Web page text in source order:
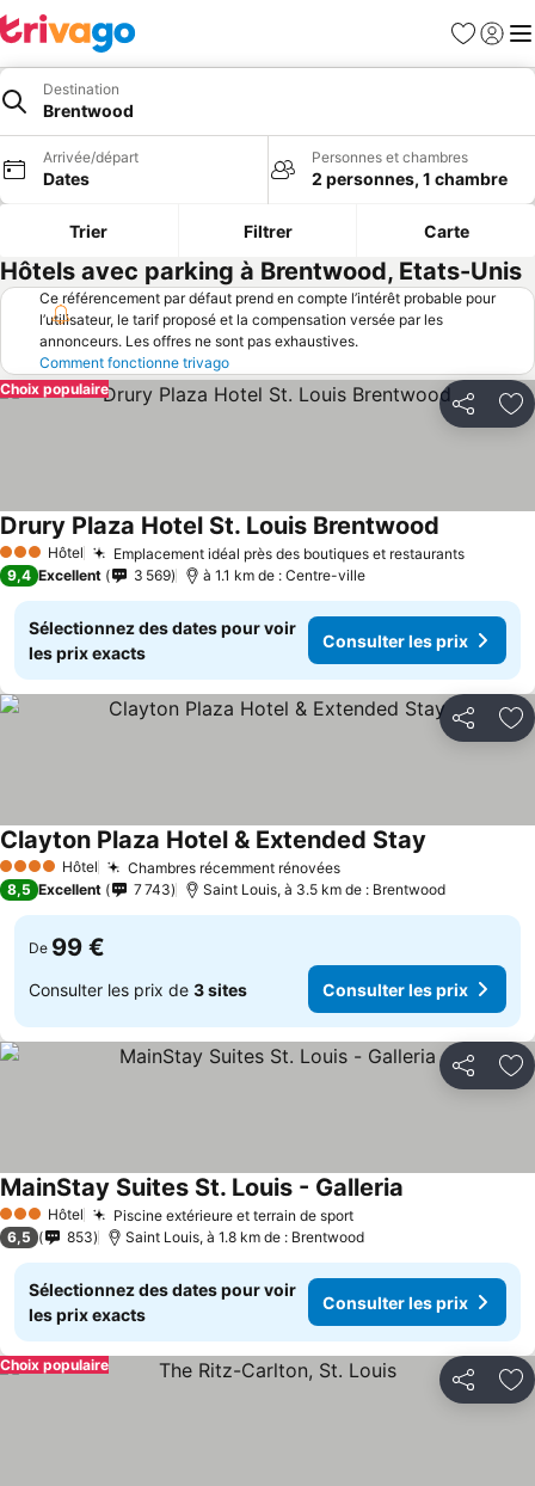
Favoris
Se
Destination
Brentwood
Arrivée/départ
Dates
Personnes et chambres
2 personnes, 1 chambre
Trier Filtrer Carte
Hôtels avec parking à Brentwood, Etats-Unis
Ce référencement par défaut prend en compte l’intérêt probable pour
l’utilisateur, le tarif proposé et la compensation versée par les
annonceurs. Les offres ne sont pas exhaustives.
Comment fonctionne trivago
Partager
Choix populaire
3 ÉtoilesHôtel Emplacement idéal près des boutiques et restaurants
Drury Plaza Hotel St. Louis Brentwood
9,4 Excellent 3 569 à 1.1 km de : Centre-ville
Sélectionnez des dates pour voir
les prix exacts
Consulter les prix
Partager
4 Étoiles Hôtel Chambres récemment rénovéesConsulter les prix
Clayton Plaza Hotel & Extended Stay
8,5 Excellent 7 743 Saint Louis, à 3.5 km de : Brentwood
De 99 €
Consulter les prix de 3 sites Consulter les prix
Partager
3 ÉtoilesHôtel Piscine extérieure et terrain de sportConsulter les prix
MainStay Suites St. Louis - Galleria
6,5 853 Saint Louis, à 1.8 km de : Brentwood
Sélectionnez des dates pour voir
les prix exacts
Consulter les prix
Partager
Choix populaire